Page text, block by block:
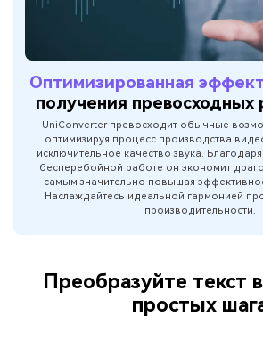
Оптимизированная
получения превосходных
UniConverter превосходит обычные
оптимизируя процесс производства
исключительное качество звука.
бесперебойной работе он экономит
самым значительно повышая
Наслаждайтесь идеальной гармонией
производительности.
Преобразуйте текст
простых